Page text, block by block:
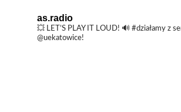
as.radio
💥 LET’S PLAY IT LOUD! 🔊 #działamy z
@uekatowice!